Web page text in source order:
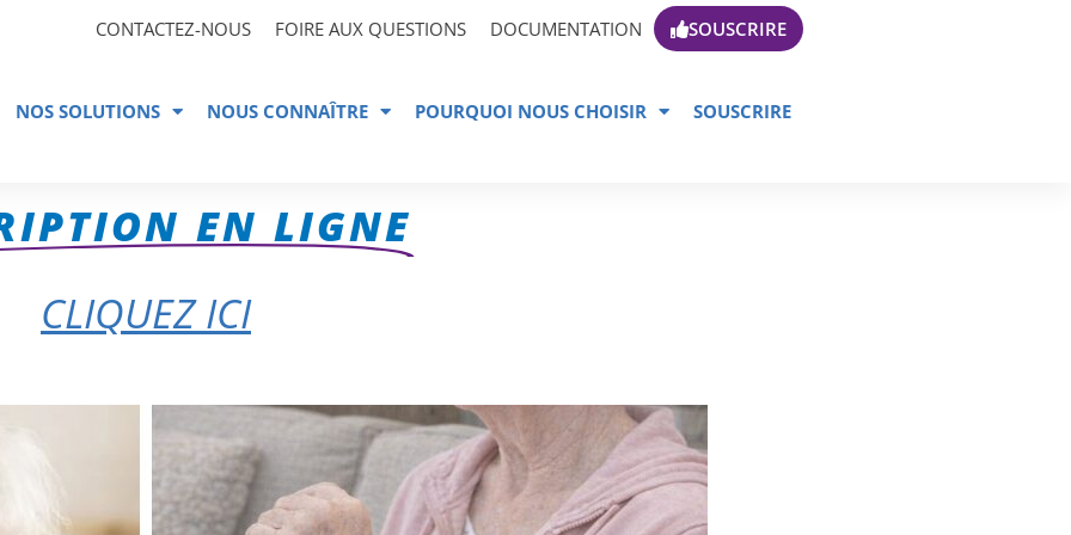
CONTACTEZ-NOUS FOIRE AUX QUESTIONS DOCUMENTATION SOUSCRIRE
NOS SOLUTIONS NOUS CONNAÎTRE POURQUOI NOUS CHOISIR SOUSCRIRE
EN LIGNE
CLIQUEZ ICI